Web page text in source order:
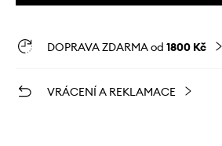
DOPRAVA ZDARMA od 1800 Kč
VRÁCENÍ A REKLAMACE